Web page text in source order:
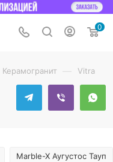
0
Керамогранит — Vitra
Marble-X Аугустос Тауп